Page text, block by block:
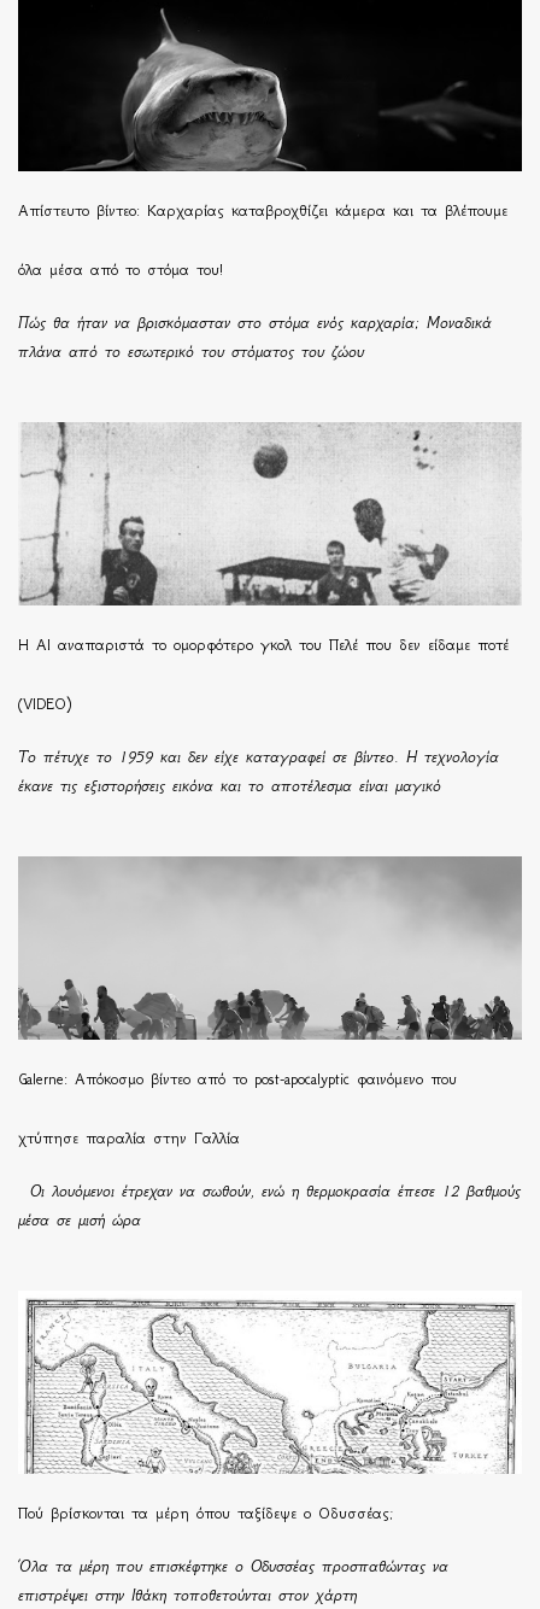
Απίστευτο βίντεο: Καρχαρίας καταβροχθίζει κάμερα και τα βλέπουμε
όλα μέσα από το στόμα του!
Πώς θα ήταν να βρισκόμασταν στο στόμα ενός καρχαρία; Μοναδικά
πλάνα από το εσωτερικό του στόματος του ζώου
Η ΑΙ αναπαριστά το ομορφότερο γκολ του Πελέ που δεν είδαμε ποτέ
(VIDEO)
Το πέτυχε το 1959 και δεν είχε καταγραφεί σε βίντεο. Η τεχνολογία
έκανε τις εξιστορήσεις εικόνα και το αποτέλεσμα είναι μαγικό
Galerne: Απόκοσμο βίντεο από το post-apocalyptic φαινόμενο που
χτύπησε παραλία στην Γαλλία
Οι λουόμενοι έτρεχαν να σωθούν, ενώ η θερμοκρασία έπεσε 12 βαθμούς
μέσα σε μισή ώρα
Πού βρίσκονται τα μέρη όπου ταξίδεψε ο Οδυσσέας;
Όλα τα μέρη που επισκέφτηκε ο Οδυσσέας προσπαθώντας να
επιστρέψει στην Ιθάκη τοποθετούνται στον χάρτη